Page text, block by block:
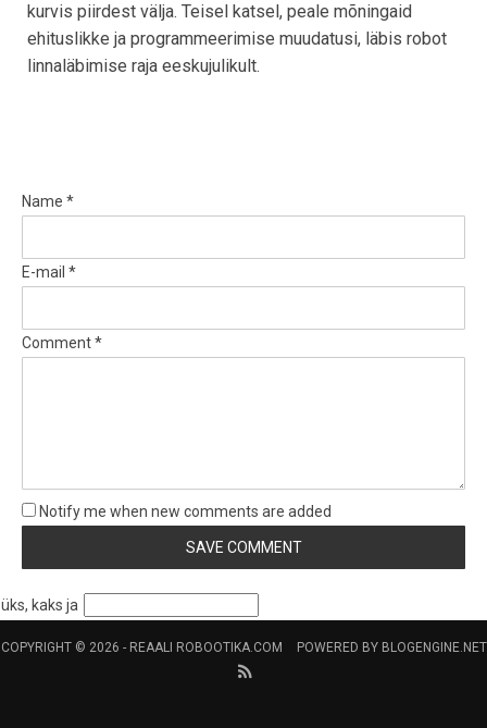
kurvis piirdest välja. Teisel katsel, peale mõningaid
ehituslikke ja programmeerimise muudatusi, läbis robot
linnaläbimise raja eeskujulikult.
Name *
E-mail *
Comment *
Notify me when new comments are added
üks, kaks ja
COPYRIGHT © 2026 - REAALI ROBOOTIKA.COM POWERED BY BLOGENGINE.NET